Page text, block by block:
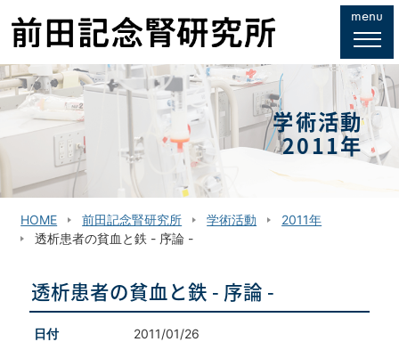
menu
学術活動
2011年
HOME 前田記念腎研究所 学術活動
2011年
透析患者の貧血と鉄 - 序論 -
透析患者の貧血と鉄 - 序論 -
日付
2011/01/26